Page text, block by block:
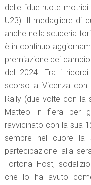
delle “due ruote motrici
U23). Il medagliere di
anche nella scuderia
è in continuo
premiazione dei
del 2024. Tra i ricordi
scorso a Vicenza con
Rally (due volte con la
Matteo in fiera per
ravvicinato con la sua
sempre nel cuore la
partecipazione alla
Tortona Host,
che lo ha avuto